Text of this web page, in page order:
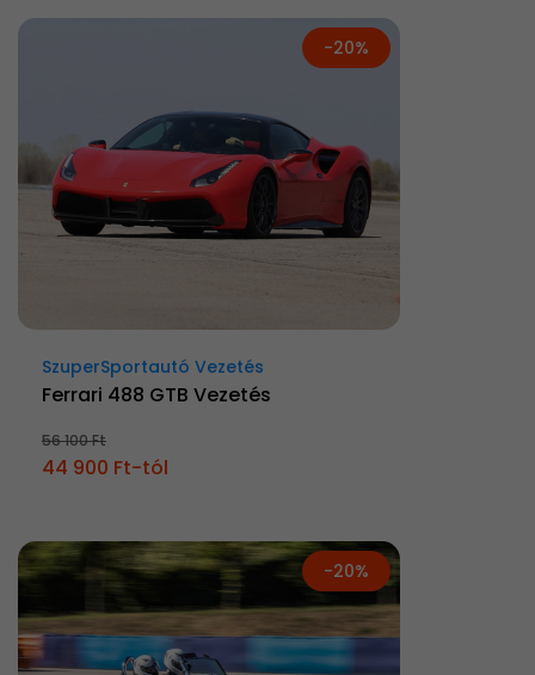
-20%
SzuperSportautó Vezetés
Ferrari 488 GTB Vezetés
56 100 Ft
44 900 Ft-tól
-20%